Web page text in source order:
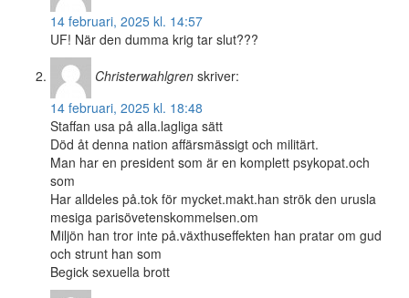
14 februari, 2025 kl. 14:57
UF! När den dumma krig tar slut???
Christerwahlgren skriver:
14 februari, 2025 kl. 18:48
Staffan usa på alla.lagliga sätt
Död åt denna nation affärsmässigt och militärt.
Man har en president som är en komplett psykopat.och
som
Har alldeles på.tok för mycket.makt.han strök den urusla
mesiga parisövetenskommelsen.om
Miljön han tror inte på.växthuseffekten han pratar om gud
och strunt han som
Begick sexuella brott